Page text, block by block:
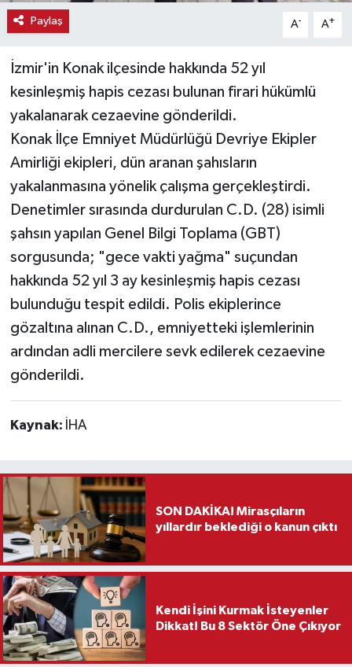
Paylaş A- A+
İzmir'in Konak ilçesinde hakkında 52 yıl
kesinleşmiş hapis cezası bulunan firari hükümlü
yakalanarak cezaevine gönderildi.
Konak İlçe Emniyet Müdürlüğü Devriye Ekipler
Amirliği ekipleri, dün aranan şahısların
yakalanmasına yönelik çalışma gerçekleştirdi.
Denetimler sırasında durdurulan C.D. (28) isimli
şahsın yapılan Genel Bilgi Toplama (GBT)
sorgusunda; "gece vakti yağma" suçundan
hakkında 52 yıl 3 ay kesinleşmiş hapis cezası
bulunduğu tespit edildi. Polis ekiplerince
gözaltına alınan C.D., emniyetteki işlemlerinin
ardından adli mercilere sevk edilerek cezaevine
gönderildi.
Kaynak: İHA
SON DAKİKA! Mirasçıların
yıllardır beklediği o kanun çıktı
Kendi İşini Kurmak İsteyenler
Dikkat! Bu 8 Sektör Öne Çıkıyor
Magazin
Sağlık
Seri İlan
Siyaset
Spor
Teknoloji
Vasıta
Vefat Haberleri
Yaşam